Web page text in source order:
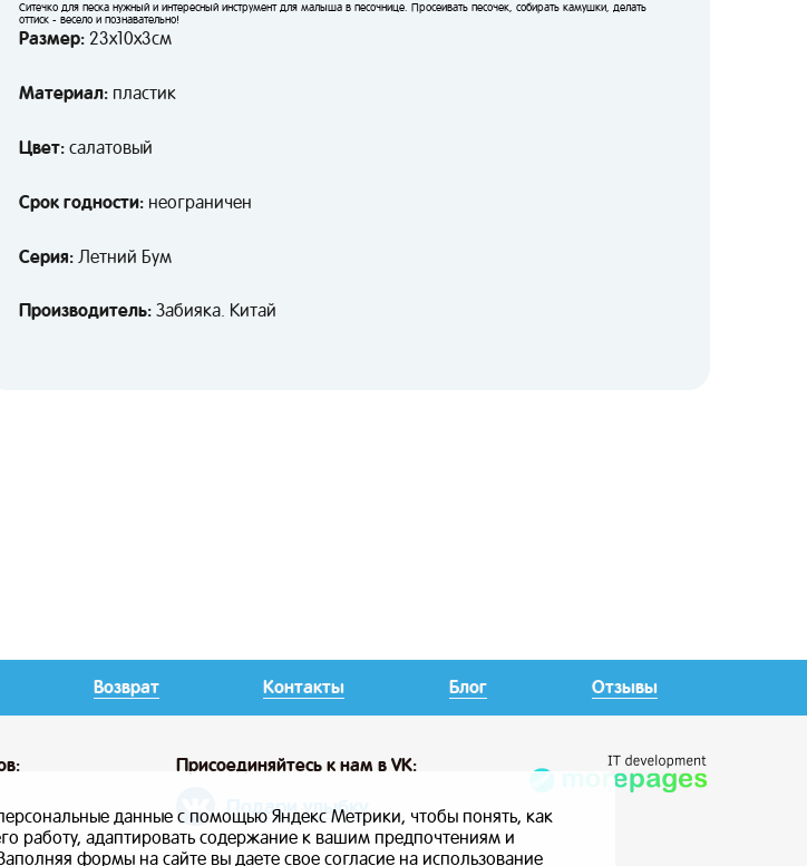
Ситечко для песка нужный и интересный инструмент для малыша в песочнице. Просеивать песочек, собирать камушки, делать
оттиск - весело и познавательно!
Размер: 23х10х3см
Материал: пластик
Цвет: салатовый
Срок годности: неограничен
Серия: Летний Бум
Производитель: Забияка. Китай
Возврат Контакты Блог Отзывы
Присоединяйтесь к нам в VK:
Подари улыбку
данные с помощью Яндекс Метрики, чтобы понять, как
работу, адаптировать содержание к вашим предпочтениям и
формы на сайте вы даете свое согласие на использование